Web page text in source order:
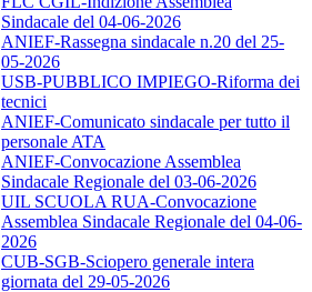
Sindacale del 04-06-2026
ANIEF-Rassegna sindacale n.20 del 25-
05-2026
USB-PUBBLICO IMPIEGO-Riforma dei
tecnici
ANIEF-Comunicato sindacale per tutto il
personale ATA
ANIEF-Convocazione Assemblea
Sindacale Regionale del 03-06-2026
UIL SCUOLA RUA-Convocazione
Assemblea Sindacale Regionale del 04-06-
2026
CUB-SGB-Sciopero generale intera
giornata del 29-05-2026